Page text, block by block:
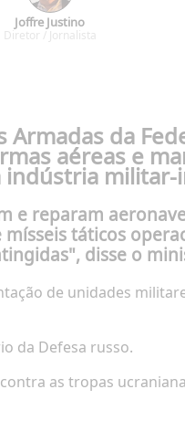
Joffre Justino
Diretor / Jornalista
da
aéreas e
reparam
táticos
disse o
de unidades
da Defesa russo.
as tropas